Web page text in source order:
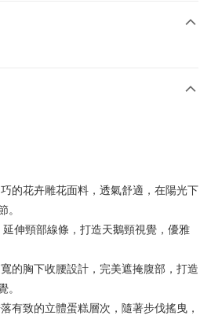
って提供され、台湾大哥大のユーザーは追
です。
」を選択すると、注文が成立した後に自動
、支払いを確認すると取引が完了します。
て
払いを選択すると、携帯電話認証ウィンド
的花卉雕花面料，透氣舒適，在陽光下
。
伸頸部線條，打造天鵝頸視覺，優雅
的胸下收腰設計，完美遮掩腹部，打造
。
有致的立體蛋糕層次，隨著步伐搖曳，